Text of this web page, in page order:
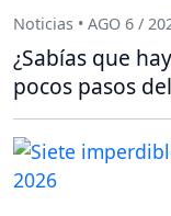
Noticias • AGO 6 /
¿Sabías que
pocos pasos